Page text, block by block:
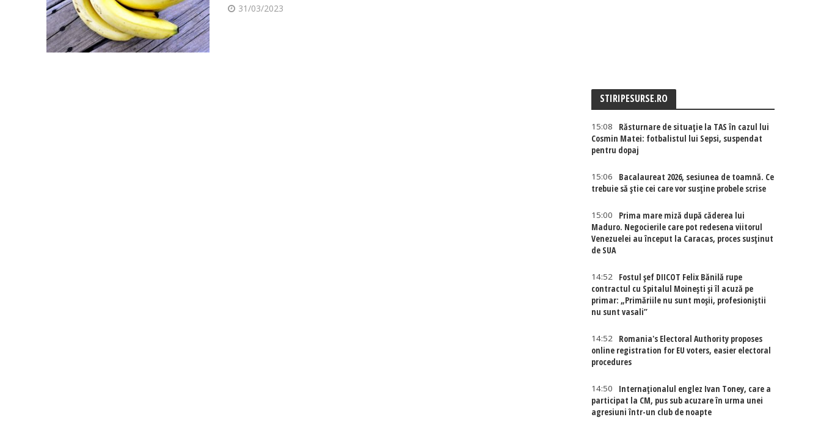
31/03/2023
STIRIPESURSE.RO
15:08
Răsturnare de situație la TAS în cazul lui
Cosmin Matei: fotbalistul lui Sepsi, suspendat
pentru dopaj
15:06
Bacalaureat 2026, sesiunea de toamnă. Ce
trebuie să știe cei care vor susține probele scrise
15:00
Prima mare miză după căderea lui
Maduro. Negocierile care pot redesena viitorul
Venezuelei au început la Caracas, proces susținut
de SUA
14:52
Fostul șef DIICOT Felix Bănilă rupe
contractul cu Spitalul Moinești și îl acuză pe
primar: „Primăriile nu sunt moșii, profesioniștii
nu sunt vasali”
14:52
Romania's Electoral Authority proposes
online registration for EU voters, easier electoral
procedures
14:50
Internaţionalul englez Ivan Toney, care a
participat la CM, pus sub acuzare în urma unei
agresiuni într-un club de noapte